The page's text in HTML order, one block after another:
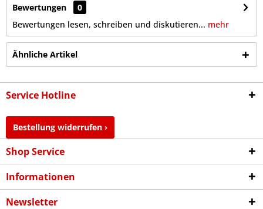
Bewertungen
0
Bewertungen lesen, schreiben und diskutieren... mehr
Ähnliche Artikel
Service Hotline
Bestellung widerrufen ›
Shop Service
Informationen
Newsletter